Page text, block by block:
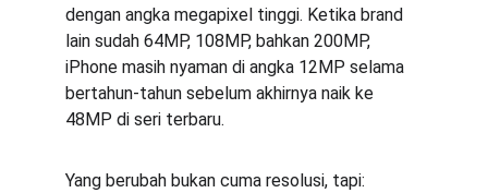
dengan angka megapixel tinggi. Ketika brand
lain sudah 64MP, 108MP, bahkan 200MP,
iPhone masih nyaman di angka 12MP selama
bertahun-tahun sebelum akhirnya naik ke
48MP di seri terbaru.
Yang berubah bukan cuma resolusi, tapi: